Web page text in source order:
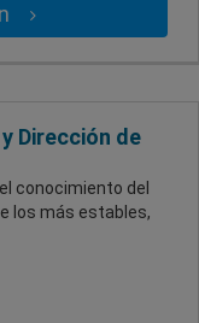
Dirección de
conocimiento del
los más estables,